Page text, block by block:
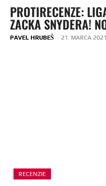
PROTIRECENZE:
ZACKA SNYDERA!
PAVEL HRUBEŠ - 21. MARCA 2021
RECENZIE